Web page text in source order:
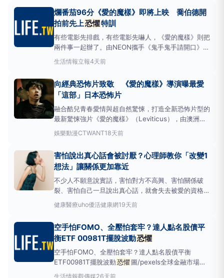
伯德身上感受他青少年的質樸與真實：
爛番茄96分《愛的魔樣》即將上映 喬伯德開
拍前先上恐懼特訓
有些電影先排戲，有些電影先嚇人，《愛的魔樣》則把
兩件事一起辦了。由NEON攜手《鬼手鬼手請開口》團
隊打造的《愛的魔樣》（Leviticus）將於8/14在台上
映，喬伯德在片中飾演搬進保守宗教小鎮的少年納伊
愛與恐懼交纏的處境。導演阿德里安基雷拉為了讓喬
生活情報立報4天前
向經典恐怖片致敬 《愛的魔樣》導演曝最愛
「這部」日本恐怖片
融合酷兒青春愛情與超自然驚悚，打造全新恐怖片型的
最新驚悚強片《愛的魔樣》（Leviticus），由澳洲新
銳導演阿德里安基雷拉（AdrianChiarella）執導，他
坦言從小就受恐怖片影響，更熱愛《七夜怪談》、《X
迫 恐懼，因此從中汲取靈感，並藉由在片
娛樂動漫CTWANT18天前
害怕說出真心話會被討厭？心理師教你「改變1
想法」讓關係更加靠近
不少人不願意說實話，害怕對方不高興、害怕關係破
裂、害怕自己一旦說出真心話，就會失去被愛的資格。
日本心理諮商師宇佐美百合子於《如何愛你的負面情
感》一書中，具體分析常見的負面情感，包括憤怒、
因，才有能力真正愛自己。以下為原書摘文：害怕攤開
真心後會被討厭？長久
健康醫療uho優活健康網19天前
空手怕FOMO、全壓怕套牢？達人點名股債平
衡ETF 00981T擺脫波動恐懼
空手怕FOMO、全壓怕套牢？達人點名股債平衡
ETF00981T擺脫波動恐懼圖/pexels全球金融市場與
台股屢創新高，引發投資人強烈的「懼高症」與「錯
生活情報觀傳媒26天前